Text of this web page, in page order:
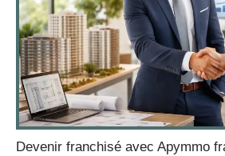
Devenir franchisé avec Apymmo